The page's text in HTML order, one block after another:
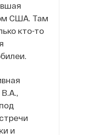
США. Там
кто-то
и